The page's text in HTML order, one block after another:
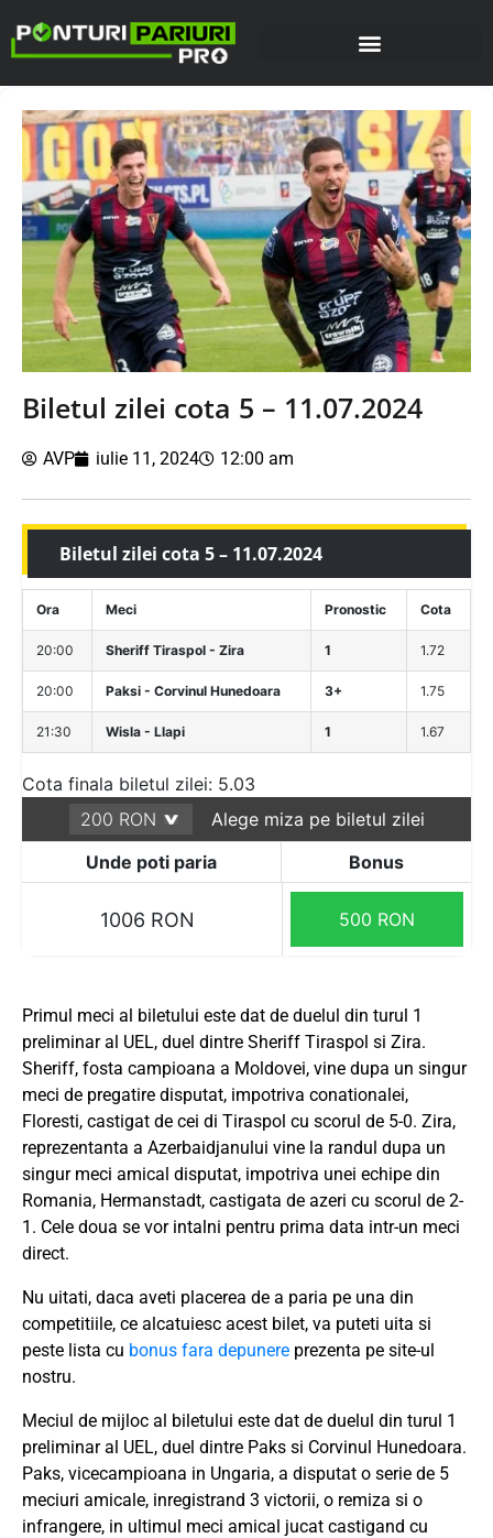
Biletul zilei cota 5 – 11.07.2024
AVP iulie 11, 2024 12:00 am
Biletul zilei cota 5 – 11.07.2024
Ora Meci Pronostic Cota
20:00 Sheriff Tiraspol - Zira 1 1.72
20:00 Paksi - Corvinul Hunedoara 3+ 1.75
21:30 Wisla - Llapi 1 1.67
Cota finala biletul zilei: 5.03
Alege miza pe biletul zilei
Unde poti paria
Bonus
1006 RON 500 RON
Primul meci al biletului este dat de duelul din turul 1
preliminar al UEL, duel dintre Sheriff Tiraspol si Zira.
Sheriff, fosta campioana a Moldovei, vine dupa un singur
meci de pregatire disputat, impotriva conationalei,
Floresti, castigat de cei di Tiraspol cu scorul de 5-0. Zira,
reprezentanta a Azerbaidjanului vine la randul dupa un
singur meci amical disputat, impotriva unei echipe din
Romania, Hermanstadt, castigata de azeri cu scorul de 2-
1. Cele doua se vor intalni pentru prima data intr-un meci
direct.
Nu uitati, daca aveti placerea de a paria pe una din
competitiile, ce alcatuiesc acest bilet, va puteti uita si
peste lista cu bonus fara depunere prezenta pe site-ul
nostru.
Meciul de mijloc al biletului este dat de duelul din turul 1
preliminar al UEL, duel dintre Paks si Corvinul Hunedoara.
Paks, vicecampioana in Ungaria, a disputat o serie de 5
meciuri amicale, inregistrand 3 victorii, o remiza si o
infrangere, in ultimul meci amical jucat castigand cu